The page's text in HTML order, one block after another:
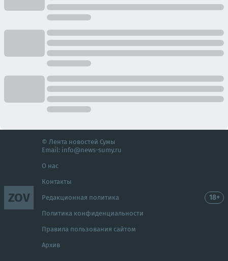
ZOV
© Лента новостей Сумы
Email: info@news-sumy.ru
О нас
Контакты
Редакционная политика
Политика конфиденциальности
Правила пользования сайтом
Архив
18+